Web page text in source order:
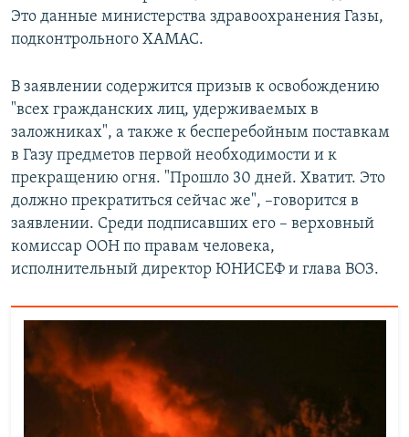
Это данные министерства здравоохранения Газы,
подконтрольного ХАМАС.
В заявлении содержится призыв к освобождению
"всех гражданских лиц, удерживаемых в
заложниках", а также к бесперебойным поставкам
в Газу предметов первой необходимости и к
прекращению огня. "Прошло 30 дней. Хватит. Это
должно прекратиться сейчас же", –говорится в
заявлении. Среди подписавших его – верховный
комиссар ООН по правам человека,
исполнительный директор ЮНИСЕФ и глава ВОЗ.